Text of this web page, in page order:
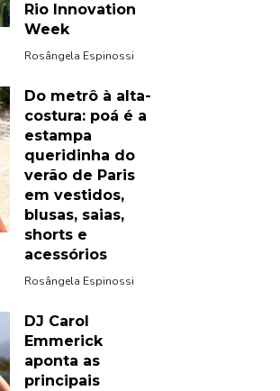
Rio Innovation
Week
Rosângela Espinossi
Do metrô à alta-
costura: poá é a
estampa
queridinha do
verão de Paris
em vestidos,
blusas, saias,
shorts e
acessórios
Rosângela Espinossi
DJ Carol
Emmerick
aponta as
principais